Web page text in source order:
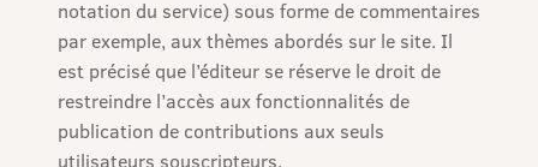
notation du service) sous forme de commentaires
par exemple, aux thèmes abordés sur le site. Il
est précisé que l’éditeur se réserve le droit de
restreindre l’accès aux fonctionnalités de
publication de contributions aux seuls
utilisateurs souscripteurs.